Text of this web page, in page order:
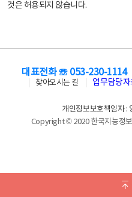
것은 허용되지 않습니다.
대표전화 ☏ 053-230-1114
찾아오시는 길
업무담당자
개인정보보호책임자 :
Copyright © 2020 한국지능정